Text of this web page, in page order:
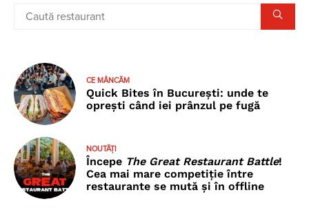
CE MÂNCĂM
Quick Bites în București: unde te
oprești când iei prânzul pe fugă
NOUTĂȚI
Începe The Great Restaurant Battle!
Cea mai mare competiție între
restaurante se mută și în offline